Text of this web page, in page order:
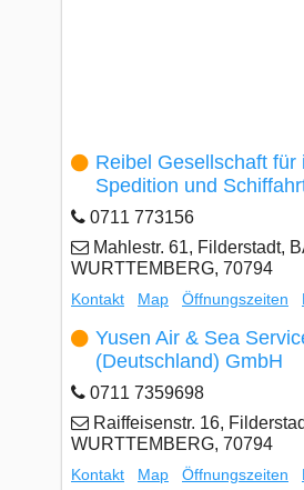
Reibel Gesellschaft für
Spedition und
0711 773156
Mahlestr. 61, Filderstadt,
WURTTEMBERG, 70794
Kontakt Map Öffnungszeiten
Yusen Air & Sea
(Deutschland) GmbH
0711 7359698
Raiffeisenstr. 16,
WURTTEMBERG, 70794
Kontakt Map Öffnungszeiten